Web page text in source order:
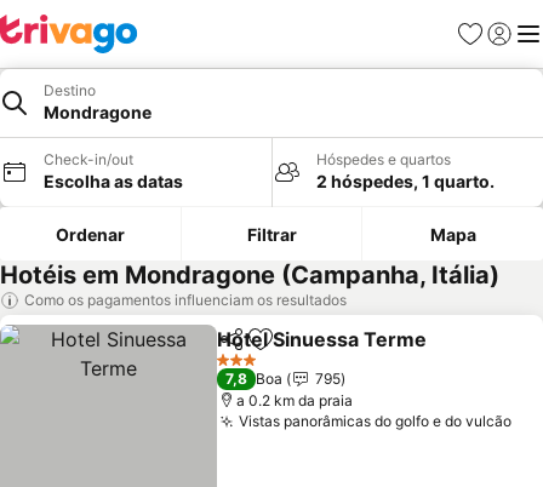
Favoritos
Iniciar
Destino
Mondragone
Check-in/out
Escolha as datas
Hóspedes e quartos
2 hóspedes, 1 quarto.
Ordenar Filtrar Mapa
Hotéis em Mondragone (Campanha, Itália)
Como os pagamentos influenciam os resultados
PartilharAdicionar aos favoritos
Hotel Sinuessa Terme
3 Estrelas
7,8 Boa
795
a 0.2 km da praia
Vistas panorâmicas do golfo e do vulcão